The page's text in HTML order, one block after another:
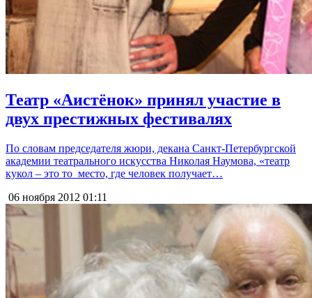
Театр «Аистёнок» принял участие в
двух престижных фестивалях
По словам председателя жюри, декана Санкт-Петербургской
академии театрального искусства Николая Наумова, «театр
кукол – это то место, где человек получает…
06 ноября 2012 01:11